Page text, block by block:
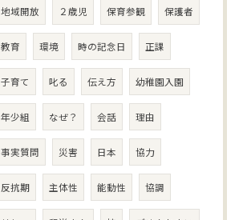
地域開放 ２歳児 保育参観 保護者
教育 環境 時の記念日 正課
子育て 叱る 伝え方 幼稚園入園
年少組 なぜ？ 会話 理由
事実質問 災害 日本 協力
反抗期 主体性 能動性 協調